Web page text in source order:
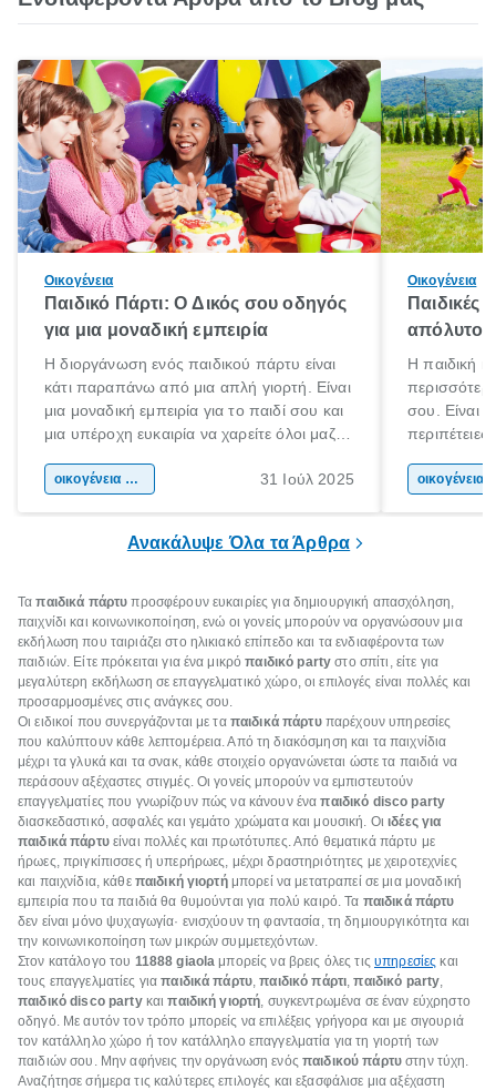
Οικογένεια
Παιδικό Πάρτι: Ο Δικός σου οδηγός
για μια μοναδική εμπειρία
Η διοργάνωση ενός παιδικού πάρτυ είναι
κάτι παραπάνω από μια απλή γιορτή. Είναι
μια μοναδική εμπειρία για το παιδί σου και
μια υπέροχη ευκαιρία να χαρείτε όλοι μαζί.
πάρτι, παρακάτω θα βρεις όλα όσα
οικογένεια & παιδί 31 Ιούλ 2025
Οικογένεια
Παιδικές
Η παιδική
σου. Είναι
παιδί σου
Ανακάλυψε Όλα τα Άρθρα
Ταπαιδικά πάρτυ προσφέρουν ευκαιρίες για δημιουργική απασχόληση,
παιχνίδι και κοινωνικοποίηση, ενώ οι γονείς μπορούν να οργανώσουν μια
εκδήλωση που ταιριάζει στο ηλικιακό επίπεδο και τα ενδιαφέροντα των
παιδιών. Είτε πρόκειται για ένα μικρόπαιδικό party στο σπίτι, είτε για
μεγαλύτερη εκδήλωση σε επαγγελματικό χώρο, οι επιλογές είναι πολλές και
προσαρμοσμένες στις ανάγκες σου.
Οι ειδικοί που συνεργάζονται με τα παιδικά πάρτυπαρέχουν υπηρεσίες
που καλύπτουν κάθε λεπτομέρεια. Από τη διακόσμηση και τα παιχνίδια
μέχρι τα γλυκά και τα σνακ, κάθε στοιχείο οργανώνεται ώστε τα παιδιά να
περάσουν αξέχαστες στιγμές. Οι γονείς μπορούν να εμπιστευτούν
επαγγελματίες που γνωρίζουν πώς να κάνουν έναπαιδικό disco party
διασκεδαστικό, ασφαλές και γεμάτο χρώματα και μουσική. Οιιδέες για
παιδικά πάρτυείναι πολλές και πρωτότυπες. Από θεματικά πάρτυ με
ήρωες, πριγκίπισσες ή υπερήρωες, μέχρι δραστηριότητες με χειροτεχνίες
και παιχνίδια, κάθε παιδική γιορτήμπορεί να μετατραπεί σε μια μοναδική
εμπειρία που τα παιδιά θα θυμούνται για πολύ καιρό. Τα παιδικά πάρτυ
δεν είναι μόνο ψυχαγωγία· ενισχύουν τη φαντασία, τη δημιουργικότητα και
την κοινωνικοποίηση των μικρών συμμετεχόντων.
Στον κατάλογο του 11888 giaola μπορείς να βρεις όλες τις υπηρεσίες και
τους επαγγελματίες γιαπαιδικά πάρτυ,παιδικό πάρτι,παιδικό party,
παιδικό disco partyκαιπαιδική γιορτή, συγκεντρωμένα σε έναν εύχρηστο
οδηγό. Με αυτόν τον τρόπο μπορείς να επιλέξεις γρήγορα και με σιγουριά
τον κατάλληλο χώρο ή τον κατάλληλο επαγγελματία για τη γιορτή των
παιδιών σου. Μην αφήνεις την οργάνωση ενόςπαιδικού πάρτυ στην τύχη.
Αναζήτησε σήμερα τις καλύτερες επιλογές και εξασφάλισε μια αξέχαστη